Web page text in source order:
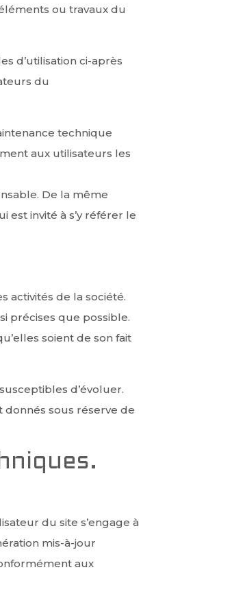
ou travaux du
d’utilisation ci-après
du
technique
aux utilisateurs les
De la même
est invité à s’y référer le
activités de la société.
précises que possible.
soient de son fait
d’évoluer.
donnés sous réserve de
du site s’engage à
mis-à-jour
aux